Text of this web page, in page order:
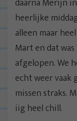
heerlijke
alleen maar
Mart en dat
afgelopen. We
echt weer vaak
missen straks.
iig heel chill.